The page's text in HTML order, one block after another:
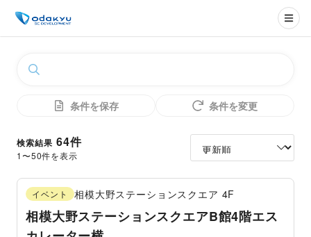
条件を保存 条件を変更
検索結果 64件
1〜50件を表示
イベント 相模大野ステーションスクエア 4F
相模大野ステーションスクエアB館4階エス